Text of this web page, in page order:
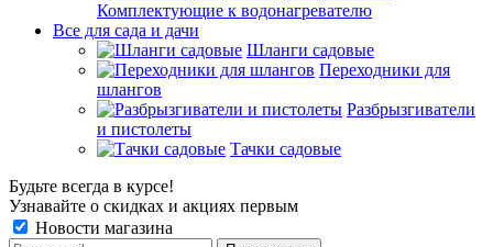
Комплектующие к водонагревателю
Все для сада и дачи
Шланги садовые
Переходники для
шлангов
Разбрызгиватели
и пистолеты
Тачки садовые
Будьте всегда в курсе!
Узнавайте о скидках и акциях первым
Новости магазина